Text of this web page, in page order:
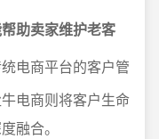
助卖家维护老客
电商平台的客户管
电商则将客户生命
融合。